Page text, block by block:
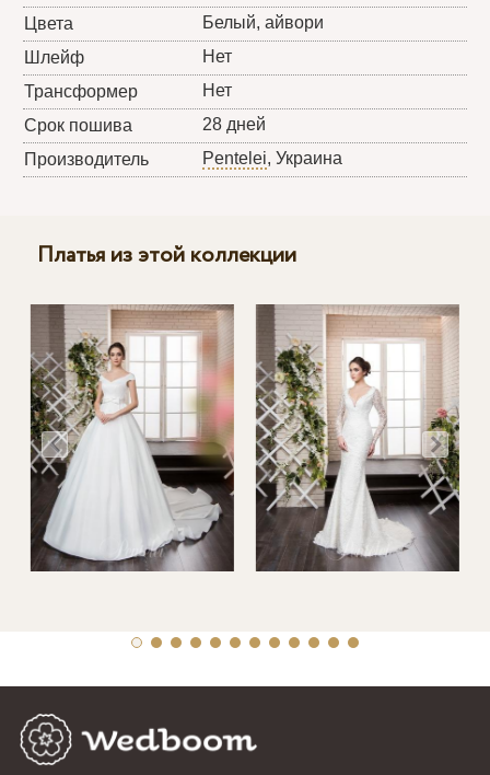
Цвета
Белый, айвори
Шлейф
Нет
Трансформер
Нет
Срок пошива
28 дней
Производитель
Pentelei, Украина
Платья из этой коллекции